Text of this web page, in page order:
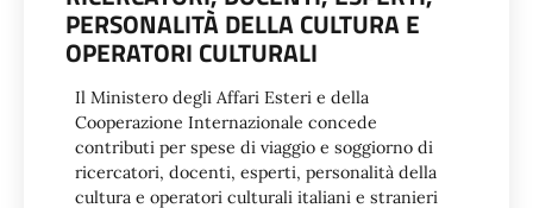
PERSONALITÀ DELLA CULTURA E
OPERATORI CULTURALI
Il Ministero degli Affari Esteri e della
Cooperazione Internazionale concede
contributi per spese di viaggio e soggiorno di
ricercatori, docenti, esperti, personalità della
cultura e operatori culturali italiani e stranieri